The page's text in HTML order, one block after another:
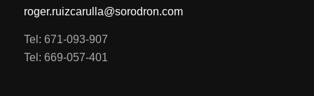
roger.ruizcarulla@sorodron.com
Tel: 671-093-907
Tel: 669-057-401